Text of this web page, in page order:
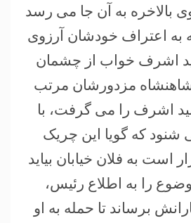
بالاخره به آن جا می رسد
اعتراف خودشان آرزوی
اشرف خواب از چشمان
مزدورشان مرتب
اشرف را می گرفت، با
شنود که گویا این چریک
است به فلان خیابان بیاید
را به اطلاع رئیس،
برساند تا حمله به او